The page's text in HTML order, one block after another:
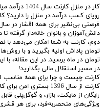
کار در منزل کارنت سال 1404 درآمد میلیونی در خانه داشته باشید!
رویای کسب درآمد در منزل را دارید؟
دانش‌آموزان و بانوان خانه‌دار گرفته
تومان در ماه برسید. در این مقاله،
در مسیر استقلال مالی بگذارید!
کارنت چیست و چرا برای همه
کارنت از سال 1396
رایگان از مایکت، بازار، و گوگل‌پلی
ویژگی‌های منحصربه‌فرد، برای هر